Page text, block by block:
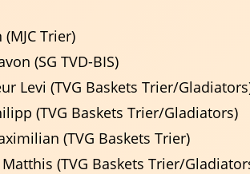
Fortbildungen Regeln
Trier)
(SG TVD-BIS)
Levi (TVG Baskets Trier/
(TVG Baskets Trier/Gladiators)
(TVG Baskets Trier)
(TVG Baskets Trier/